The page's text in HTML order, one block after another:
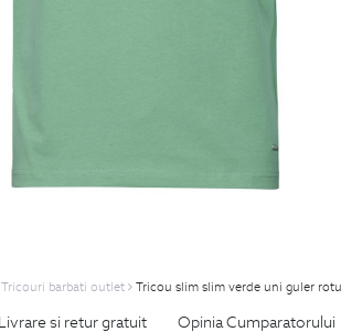
Tricouri barbati outlet Tricou slim slim verde uni guler
Livrare si retur gratuit Opinia Cumparatorului